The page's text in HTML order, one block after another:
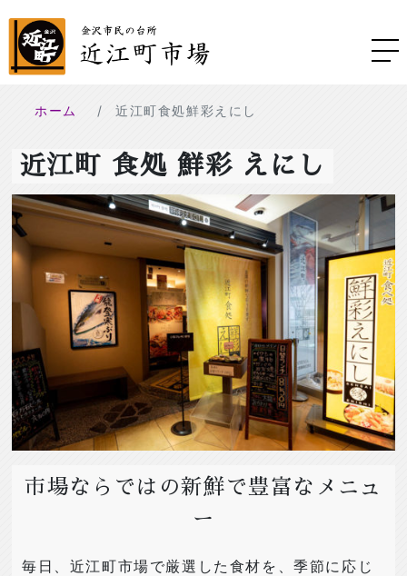
ホーム 近江町食処鮮彩えにし
近江町 食処 鮮彩 えにし
市場ならではの新鮮で豊富なメニュ
ー
毎日、近江町市場で厳選した食材を、季節に応じ